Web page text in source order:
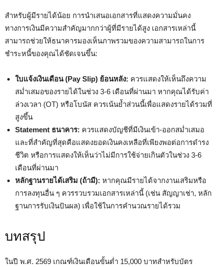
สำหรับผู้มีรายได้น้อย การนำเสนอเอกสารที่แสดงความมั่นคง
ทางการเงินมีความสำคัญมากกว่าผู้ที่มีรายได้สูง เอกสารเหล่านี้
สามารถช่วยให้ธนาคารมองเห็นภาพรวมของความสามารถในการ
ชำระหนี้ของคุณได้ชัดเจนขึ้น:
ใบแจ้งเงินเดือน (Pay Slip) ย้อนหลัง: ควรแสดงให้เห็นถึงความ
สม่ำเสมอของรายได้ในช่วง 3-6 เดือนที่ผ่านมา หากคุณได้รับค่า
ล่วงเวลา (OT) หรือโบนัส ควรเน้นย้ำส่วนนี้เพื่อแสดงรายได้รวมที่
สูงขึ้น
Statement ธนาคาร: ควรแสดงบัญชีที่มีเงินเข้า-ออกสม่ำเสมอ
และที่สำคัญที่สุดคือแสดงยอดเงินคงเหลือที่เพียงพอต่อการดำรง
ชีวิต หรือการแสดงให้เห็นว่าไม่มีการใช้จ่ายเกินตัวในช่วง 3-6
เดือนที่ผ่านมา
หลักฐานรายได้เสริม (ถ้ามี): หากคุณมีรายได้จากงานเสริมหรือ
การลงทุนอื่น ๆ ควรรวบรวมเอกสารเหล่านี้ (เช่น สัญญาเช่า, หลัก
ฐานการรับเงินปันผล) เพื่อใช้ในการคำนวณรายได้รวม
บทสรุป
ในปี พ.ศ. 2569 เกณฑ์เงินเดือนขั้นต่ำ 15,000 บาทสำหรับบัตร